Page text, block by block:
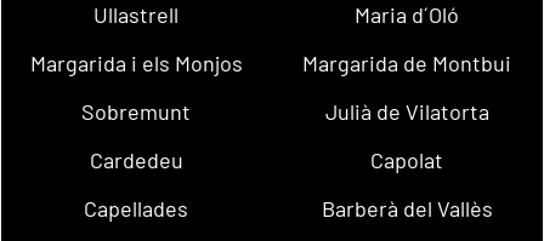
Ullastrell
Maria d´Oló
Margarida i els Monjos
Margarida de Montbui
Sobremunt
Julià de Vilatorta
Cardedeu
Capolat
Capellades
Barberà del Vallès